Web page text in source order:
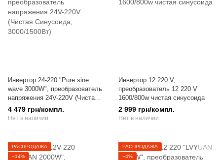
Инвертор 24-220 "Pure sine
wave 3000W", преобразователь
напряжения 24V-220V (Чистая
Синусоида, 3000/1500Вт)
4 479 грн/компл.
Нет в наличии
Инвертор 12 220 V,
преобразователь 12 220 V
1600/800w чистая синусоида
2 999 грн/компл.
Нет в наличии
РАСПРОДАЖА
−14%
РАСПРОДАЖА
−4%